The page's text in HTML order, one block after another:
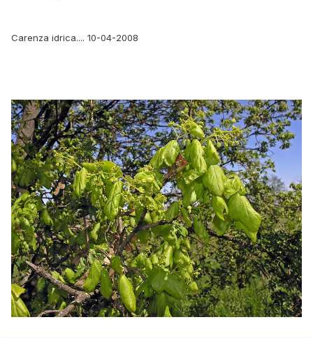
Carenza idrica.... 10-04-2008